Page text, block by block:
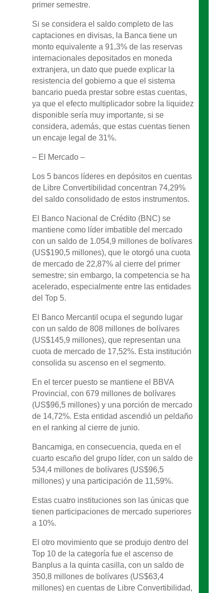
primer semestre.
Si se considera el saldo completo de las
captaciones en divisas, la Banca tiene un
monto equivalente a 91,3% de las reservas
internacionales depositados en moneda
extranjera, un dato que puede explicar la
resistencia del gobierno a que el sistema
bancario pueda prestar sobre estas cuentas,
ya que el efecto multiplicador sobre la liquidez
disponible sería muy importante, si se
considera, además, que estas cuentas tienen
un encaje legal de 31%.
– El Mercado –
Los 5 bancos líderes en depósitos en cuentas
de Libre Convertibilidad concentran 74,29%
del saldo consolidado de estos instrumentos.
El Banco Nacional de Crédito (BNC) se
mantiene como líder imbatible del mercado
con un saldo de 1.054,9 millones de bolívares
(US$190,5 millones), que le otorgó una cuota
de mercado de 22,87% al cierre del primer
semestre; sin embargo, la competencia se ha
acelerado, especialmente entre las entidades
del Top 5.
El Banco Mercantil ocupa el segundo lugar
con un saldo de 808 millones de bolívares
(US$145,9 millones), que representan una
cuota de mercado de 17,52%. Esta institución
consolida su ascenso en el segmento.
En el tercer puesto se mantiene el BBVA
Provincial, con 679 millones de bolívares
(US$96,5 millones) y una porción de mercado
de 14,72%. Esta entidad ascendió un peldaño
en el ranking al cierre de junio.
Bancamiga, en consecuencia, queda en el
cuarto escaño del grupo líder, con un saldo de
534,4 millones de bolívares (US$96,5
millones) y una participación de 11,59%.
Estas cuatro instituciones son las únicas que
tienen participaciones de mercado superiores
a 10%.
El otro movimiento que se produjo dentro del
Top 10 de la categoría fue el ascenso de
Banplus a la quinta casilla, con un saldo de
350,8 millones de bolívares (US$63,4
millones) en cuentas de Libre Convertibilidad,